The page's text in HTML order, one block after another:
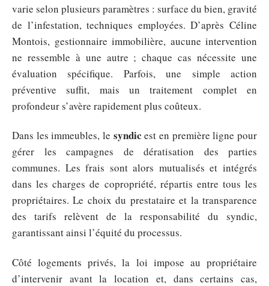
varie selon plusieurs paramètres : surface du bien, gravité
de l’infestation, techniques employées. D’après Céline
Montois, gestionnaire immobilière, aucune intervention
ne ressemble à une autre ; chaque cas nécessite une
évaluation spécifique. Parfois, une simple action
préventive suffit, mais un traitement complet en
profondeur s’avère rapidement plus coûteux.
Dans les immeubles, le syndic est en première ligne pour
gérer les campagnes de dératisation des parties
communes. Les frais sont alors mutualisés et intégrés
dans les charges de copropriété, répartis entre tous les
propriétaires. Le choix du prestataire et la transparence
des tarifs relèvent de la responsabilité du syndic,
garantissant ainsi l’équité du processus.
Côté logements privés, la loi impose au propriétaire
d’intervenir avant la location et, dans certains cas,